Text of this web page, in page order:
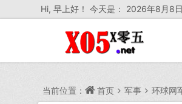
Hi, 早上好！ 今天是： 2026年8月8
当前位置： 首页 军事 环球网